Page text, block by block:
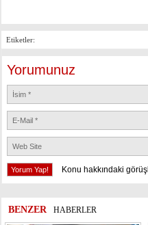
Etiketler:
Yorumunuz
Konu hakkındaki
BENZER HABERLER